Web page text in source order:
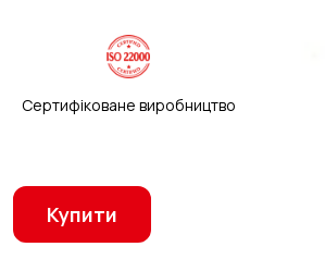
Сертифіковане виробництво
Купити